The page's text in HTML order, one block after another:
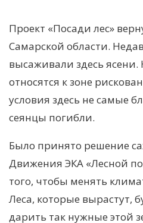
Проект «Посади лес»
Самарской области.
высаживали здесь ясени.
относятся к зоне
условия здесь не самые
сеянцы погибли.
Было принято решение
Движения ЭКА «Лесной
того, чтобы менять
Леса, которые вырастут,
дарить так нужные этой